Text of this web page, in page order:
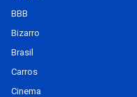
BBB
Bizarro
Brasil
Carros
Cinema